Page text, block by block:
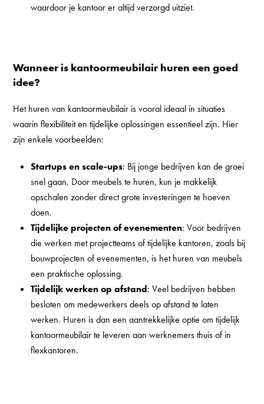
waardoor je kantoor er altijd verzorgd uitziet.
Wanneer is kantoormeubilair huren een goed
idee?
Het huren van kantoormeubilair is vooral ideaal in situaties
waarin flexibiliteit en tijdelijke oplossingen essentieel zijn. Hier
zijn enkele voorbeelden:
Startups en scale-ups: Bij jonge bedrijven kan de groei
snel gaan. Door meubels te huren, kun je makkelijk
opschalen zonder direct grote investeringen te hoeven
doen.
Tijdelijke projecten of evenementen: Voor bedrijven
die werken met projectteams of tijdelijke kantoren, zoals bij
bouwprojecten of evenementen, is het huren van meubels
een praktische oplossing.
Tijdelijk werken op afstand: Veel bedrijven hebben
besloten om medewerkers deels op afstand te laten
werken. Huren is dan een aantrekkelijke optie om tijdelijk
kantoormeubilair te leveren aan werknemers thuis of in
flexkantoren.